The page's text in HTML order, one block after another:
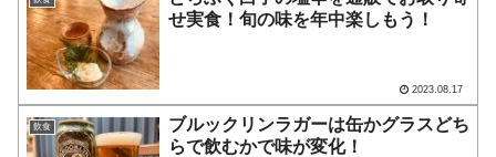
せ実食！旬の味を年中楽しもう！
2023.08.17
飲食
ブルックリンラガーは缶かグラスどち
らで飲むかで味が変化！